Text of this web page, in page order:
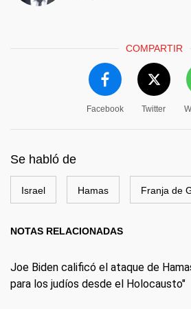
COMPARTIR
Facebook Twitter
Se habló de
Israel Hamas Franja de
NOTAS RELACIONADAS
Joe Biden calificó el ataque de
para los judíos desde el Holocausto"